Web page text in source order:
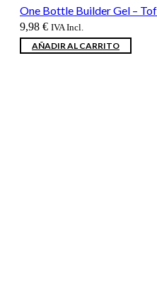
One Bottle Builder Gel –
9,98 € IVA Incl.
AÑADIR AL CARRITO